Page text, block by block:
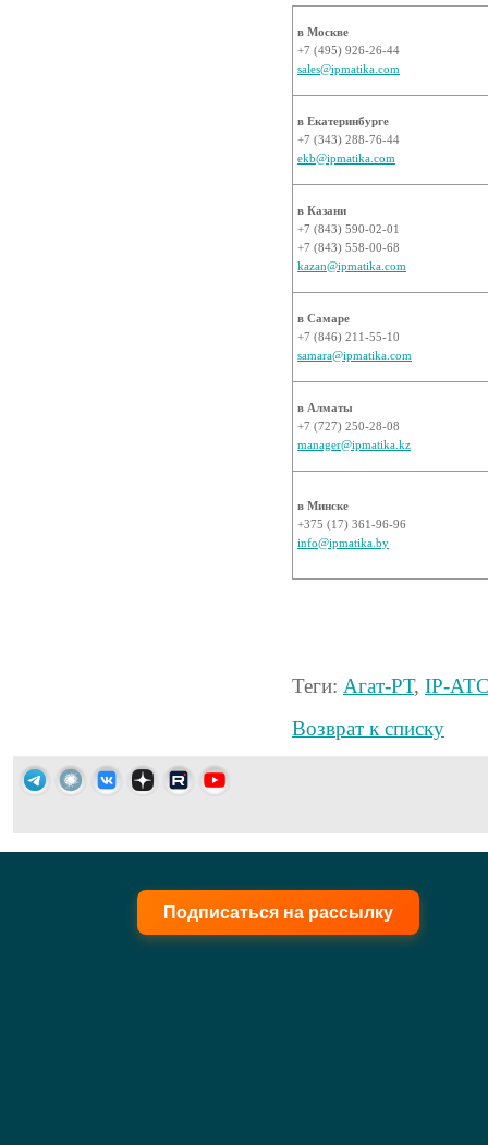
в Москве
+7 (495) 926-26-44
sales@ipmatika.com
в Екатеринбурге
+7 (343) 288-76-44
ekb@ipmatika.com
в Казани
+7 (843) 590-02-01
+7 (843) 558-00-68
kazan@ipmatika.com
в Самаре
+7 (846) 211-55-10
samara@ipmatika.com
в Алматы
+7 (727) 250-28-08
manager@ipmatika.kz
в Минске
+375 (17) 361-96-96
info@ipmatika.by
Теги: Агат-РТ, IP-
Возврат к списку
Подписаться на рассылку